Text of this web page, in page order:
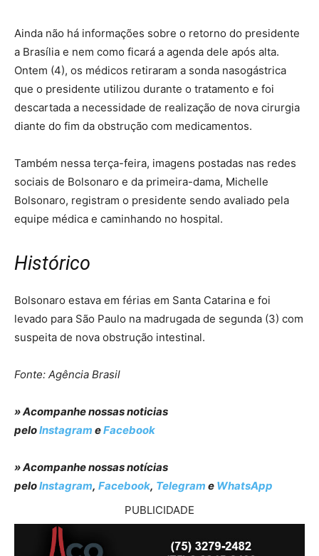
Ainda não há informações sobre o retorno do presidente
a Brasília e nem como ficará a agenda dele após alta.
Ontem (4), os médicos retiraram a sonda nasogástrica
que o presidente utilizou durante o tratamento e foi
descartada a necessidade de realização de nova cirurgia
diante do fim da obstrução com medicamentos.
Também nessa terça-feira, imagens postadas nas redes
sociais de Bolsonaro e da primeira-dama, Michelle
Bolsonaro, registram o presidente sendo avaliado pela
equipe médica e caminhando no hospital.
Histórico
Bolsonaro estava em férias em Santa Catarina e foi
levado para São Paulo na madrugada de segunda (3) com
suspeita de nova obstrução intestinal.
Fonte: Agência Brasil
» Acompanhe nossas noticias
peloInstagram eFacebook
» Acompanhe nossas notícias
peloInstagram, Facebook, Telegram e WhatsApp
PUBLICIDADE